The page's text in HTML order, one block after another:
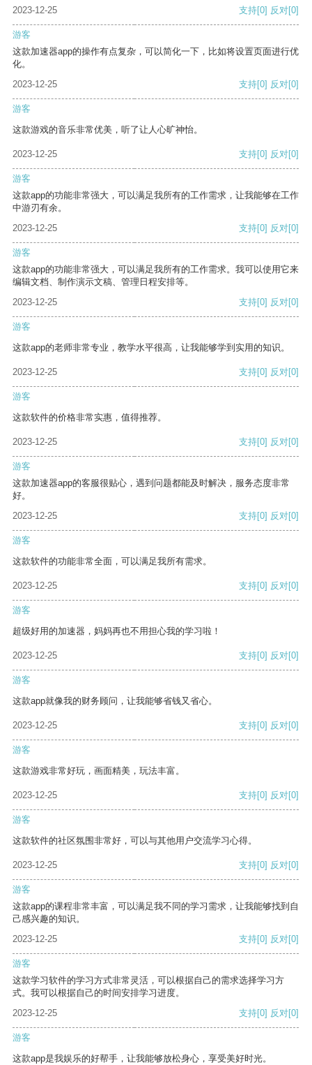
2023-12-25 支持[0] 反对[0]
游客
这款加速器app的操作有点复杂，可以简化一下，比如将设置页面进行优
化。
2023-12-25
支持[0] 反对[0]
游客
这款游戏的音乐非常优美，听了让人心旷神怡。
2023-12-25 支持[0] 反对[0]
游客
这款app的功能非常强大，可以满足我所有的工作需求，让我能够在工作
中游刃有余。
2023-12-25
支持[0] 反对[0]
游客
这款app的功能非常强大，可以满足我所有的工作需求。我可以使用它来
编辑文档、制作演示文稿、管理日程安排等。
2023-12-25
支持[0] 反对[0]
游客
这款app的老师非常专业，教学水平很高，让我能够学到实用的知识。
2023-12-25 支持[0] 反对[0]
游客
这款软件的价格非常实惠，值得推荐。
2023-12-25 支持[0] 反对[0]
游客
这款加速器app的客服很贴心，遇到问题都能及时解决，服务态度非常
好。
2023-12-25
支持[0] 反对[0]
游客
这款软件的功能非常全面，可以满足我所有需求。
2023-12-25 支持[0] 反对[0]
游客
超级好用的加速器，妈妈再也不用担心我的学习啦！
2023-12-25 支持[0] 反对[0]
游客
这款app就像我的财务顾问，让我能够省钱又省心。
2023-12-25 支持[0] 反对[0]
游客
这款游戏非常好玩，画面精美，玩法丰富。
2023-12-25 支持[0] 反对[0]
游客
这款软件的社区氛围非常好，可以与其他用户交流学习心得。
2023-12-25 支持[0] 反对[0]
游客
这款app的课程非常丰富，可以满足我不同的学习需求，让我能够找到自
己感兴趣的知识。
2023-12-25
支持[0] 反对[0]
游客
这款学习软件的学习方式非常灵活，可以根据自己的需求选择学习方
式。我可以根据自己的时间安排学习进度。
2023-12-25
支持[0] 反对[0]
游客
这款app是我娱乐的好帮手，让我能够放松身心，享受美好时光。